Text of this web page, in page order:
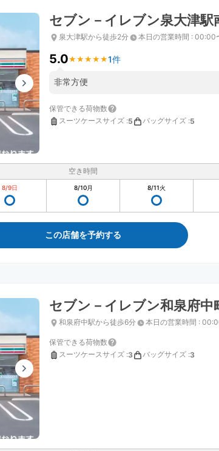
changing
dates.
for
changing
dates.
セブン－イレブン泉大津駅
泉大津駅から徒歩2分 本日の営業時間 : 00:00
5.0★ ★ ★ ★ ★
★ ★ ★ ★ ★1件
非常方便
保管できる荷物数
スーツケースサイズ :5 バッグサイズ :5
空き時間
8/9日 8/10月 8/11火
この店舗を予約する
セブン－イレブン和泉府中
和泉府中駅から徒歩6分 本日の営業時間 :
保管できる荷物数
スーツケースサイズ :3 バッグサイズ :3